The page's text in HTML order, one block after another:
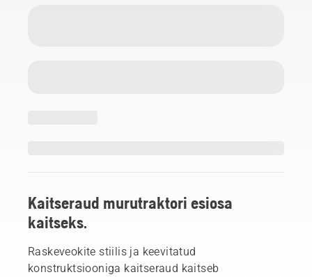
Kaitseraud murutraktori esiosa
kaitseks.
Raskeveokite stiilis ja keevitatud
konstruktsiooniga kaitseraud kaitseb